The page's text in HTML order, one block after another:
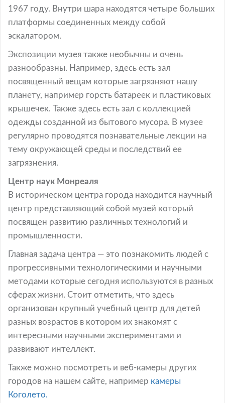
1967 году. Внутри шара находятся четыре больших
платформы соединенных между собой
эскалатором.
Экспозиции музея также необычны и очень
разнообразны. Например, здесь есть зал
посвященный вещам которые загрязняют нашу
планету, например горсть батареек и пластиковых
крышечек. Также здесь есть зал с коллекцией
одежды созданной из бытового мусора. В музее
регулярно проводятся познавательные лекции на
тему окружающей среды и последствий ее
загрязнения.
Центр наук Монреаля
В историческом центра города находится научный
центр представляющий собой музей который
посвящен развитию различных технологий и
промышленности.
Главная задача центра — это познакомить людей с
прогрессивными технологическими и научными
методами которые сегодня используются в разных
сферах жизни. Стоит отметить, что здесь
организован крупный учебный центр для детей
разных возрастов в котором их знакомят с
интересными научными экспериментами и
развивают интеллект.
Также можно посмотреть и веб-камеры других
городов на нашем сайте, например камеры
Коголето.